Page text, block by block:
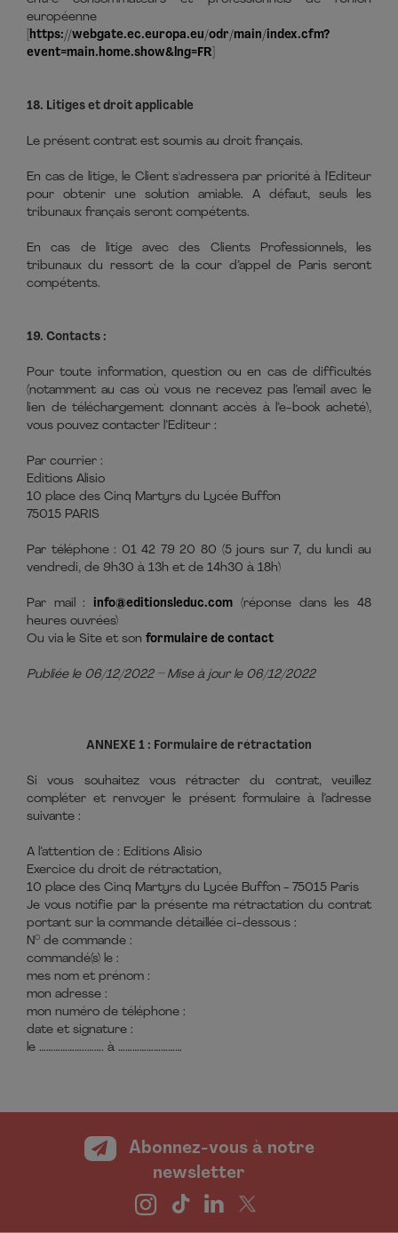
européenne
https://webgate.ec.europa.eu/odr/main/index.cfm?
event=main.home.show&lng=FR
18. Litiges et droit applicable
Le présent contrat est soumis au droit français.
En cas de litige, le Client s'adressera par priorité à l'Editeur
pour obtenir une solution amiable. A défaut, seuls les
tribunaux français seront compétents.
En cas de litige avec des Clients Professionnels, les
tribunaux du ressort de la cour d’appel de Paris seront
compétents.
19. Contacts :
Pour toute information, question ou en cas de difficultés
(notamment au cas où vous ne recevez pas l’email avec le
lien de téléchargement donnant accès à l’e-book acheté),
vous pouvez contacter l’Editeur :
Par courrier :
Editions Alisio
10 place des Cinq Martyrs du Lycée Buffon
75015 PARIS
Par téléphone : 01 42 79 20 80 (5 jours sur 7, du lundi au
vendredi, de 9h30 à 13h et de 14h30 à 18h)
Par mail :info@editionsleduc.com (réponse dans les 48
heures ouvrées)
Ou via le Site et son formulaire de contact
Publiée le 06/12/2022 – Mise à jour le 06/12/2022
ANNEXE 1 : Formulaire de rétractation
Si vous souhaitez vous rétracter du contrat, veuillez
compléter et renvoyer le présent formulaire à l’adresse
suivante :
A l’attention de : Editions Alisio
Exercice du droit de rétractation,
10 place des Cinq Martyrs du Lycée Buffon - 75015 Paris
Je vous notifie par la présente ma rétractation du contrat
portant sur la commande détaillée ci-dessous :
N° de commande :
commandé(s) le :
mes nom et prénom :
mon adresse :
mon numéro de téléphone :
date et signature :
le ………………..……. à ………………………
Abonnez-vous à notre
newsletter